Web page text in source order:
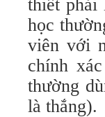
thiết phải
học
viên với
chính
thường
là thắng).